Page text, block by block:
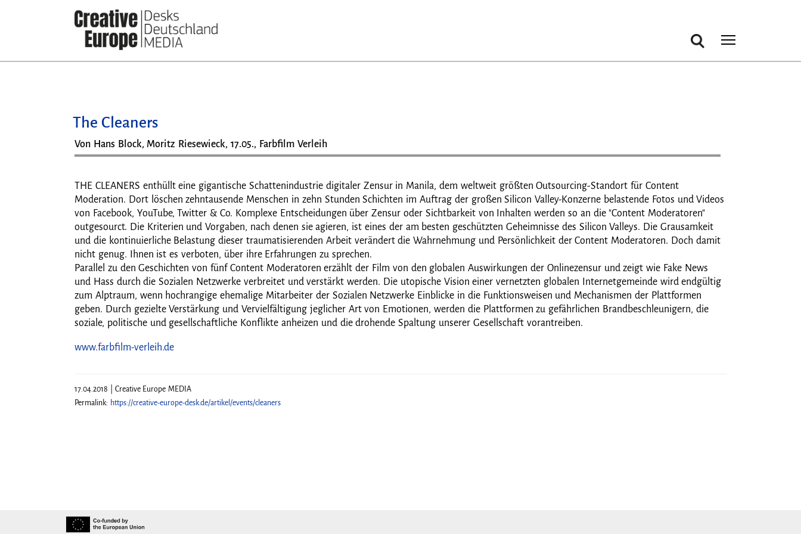
The Cleaners
Von Hans Block, Moritz Riesewieck, 17.05., Farbfilm Verleih
THE CLEANERS enthüllt eine gigantische Schattenindustrie digitaler Zensur in Manila, dem weltweit größten Outsourcing-Standort für Content
Moderation. Dort löschen zehntausende Menschen in zehn Stunden Schichten im Auftrag der großen Silicon Valley-Konzerne belastende Fotos und Videos
von Facebook, YouTube, Twitter & Co. Komplexe Entscheidungen über Zensur oder Sichtbarkeit von Inhalten werden so an die "Content Moderatoren"
outgesourct. Die Kriterien und Vorgaben, nach denen sie agieren, ist eines der am besten geschützten Geheimnisse des Silicon Valleys. Die Grausamkeit
und die kontinuierliche Belastung dieser traumatisierenden Arbeit verändert die Wahrnehmung und Persönlichkeit der Content Moderatoren. Doch damit
nicht genug. Ihnen ist es verboten, über ihre Erfahrungen zu sprechen.
Parallel zu den Geschichten von fünf Content Moderatoren erzählt der Film von den globalen Auswirkungen der Onlinezensur und zeigt wie Fake News
und Hass durch die Sozialen Netzwerke verbreitet und verstärkt werden. Die utopische Vision einer vernetzten globalen Internetgemeinde wird endgültig
zum Alptraum, wenn hochrangige ehemalige Mitarbeiter der Sozialen Netzwerke Einblicke in die Funktionsweisen und Mechanismen der Plattformen
geben. Durch gezielte Verstärkung und Vervielfältigung jeglicher Art von Emotionen, werden die Plattformen zu gefährlichen Brandbeschleunigern, die
soziale, politische und gesellschaftliche Konflikte anheizen und die drohende Spaltung unserer Gesellschaft vorantreiben.
www.farbfilm-verleih.de
17.04.2018 | Creative Europe MEDIA
Permalink: https://creative-europe-desk.de/artikel/events/cleaners